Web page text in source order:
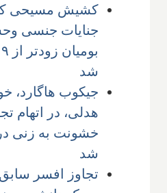
کشیش مسیحی
جنایات جنسی
شد
جیکوب هاگارد،
هدلی، در اتهام
خشونت به زنی در
شد
تجاوز افسر سابق